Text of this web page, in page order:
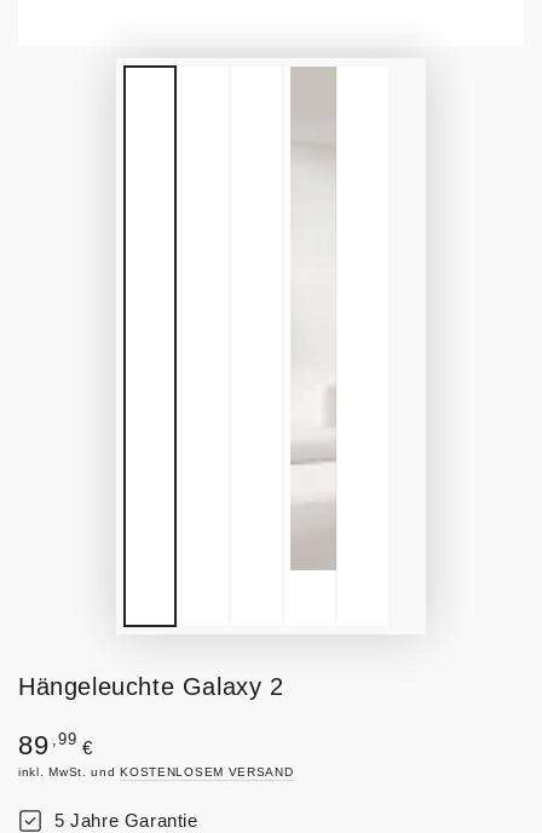
Hängeleuchte Galaxy 2
Regulärer
Preis
89 ,99 €
inkl. MwSt. undKOSTENLOSEM VERSAND
5 Jahre Garantie